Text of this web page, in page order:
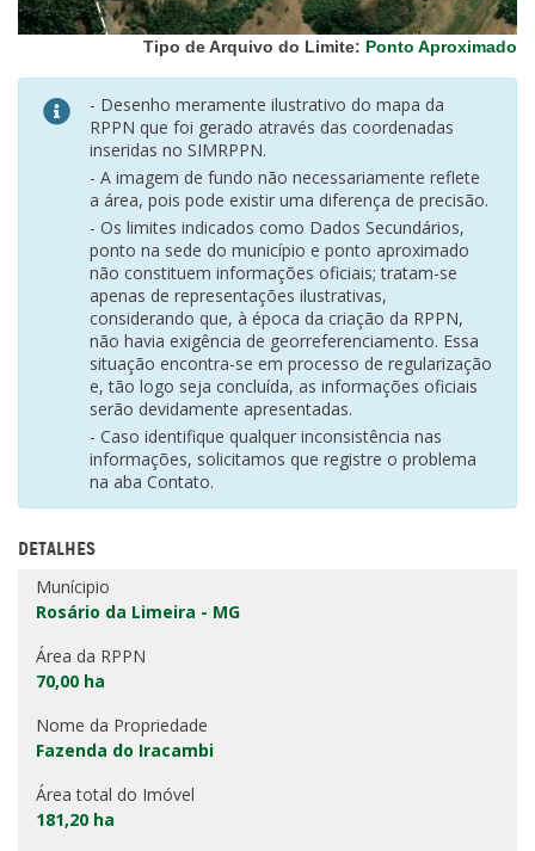
Tipo de Arquivo do Limite: Ponto Aproximado
- Desenho meramente ilustrativo do mapa da
RPPN que foi gerado através das coordenadas
inseridas no SIMRPPN.
- A imagem de fundo não necessariamente reflete
a área, pois pode existir uma diferença de precisão.
- Os limites indicados como Dados Secundários,
ponto na sede do município e ponto aproximado
não constituem informações oficiais; tratam-se
apenas de representações ilustrativas,
considerando que, à época da criação da RPPN,
não havia exigência de georreferenciamento. Essa
situação encontra-se em processo de regularização
e, tão logo seja concluída, as informações oficiais
serão devidamente apresentadas.
- Caso identifique qualquer inconsistência nas
informações, solicitamos que registre o problema
na aba Contato.
DETALHES
Munícipio
Rosário da Limeira - MG
Área da RPPN
70,00 ha
Nome da Propriedade
Fazenda do Iracambi
Área total do Imóvel
181,20 ha